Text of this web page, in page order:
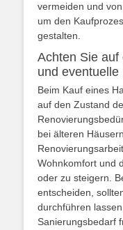
vermeiden und
um den
gestalten.
Achten Sie auf
und
Beim Kauf eines
auf den Zustand
bei älteren
Wohnkomfort und
oder zu steigern.
entscheiden,
durchführen
Sanierungsbedarf